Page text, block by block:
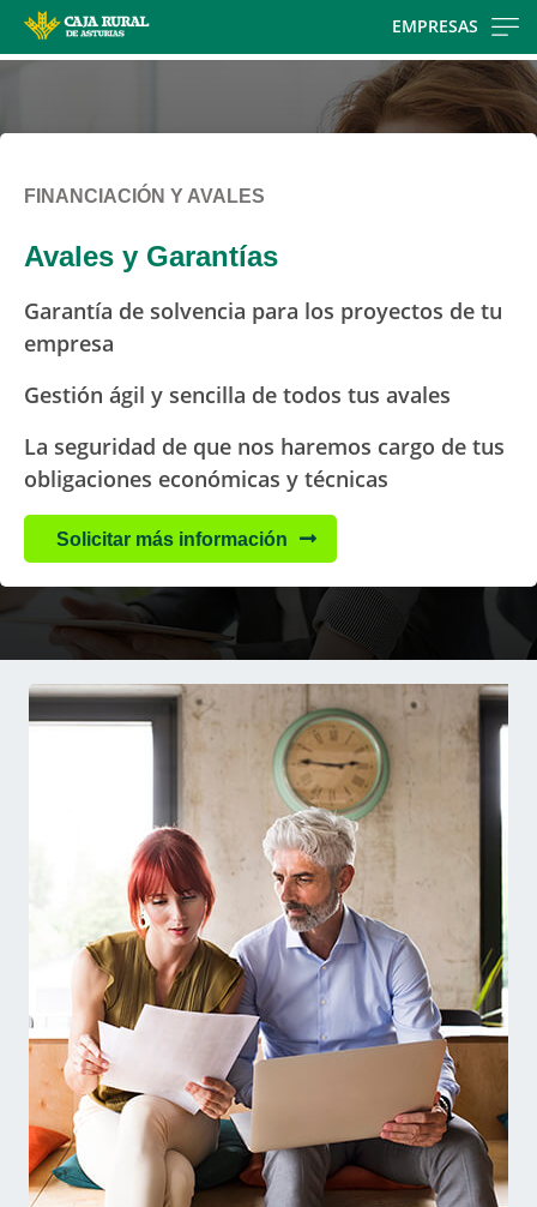
contentt
EMPRESAS
FINANCIACIÓN Y AVALES
Avales y Garantías
Garantía de solvencia para los proyectos de tu
empresa
Gestión ágil y sencilla de todos tus avales
La seguridad de que nos haremos cargo de tus
obligaciones económicas y técnicas
Solicitar más información